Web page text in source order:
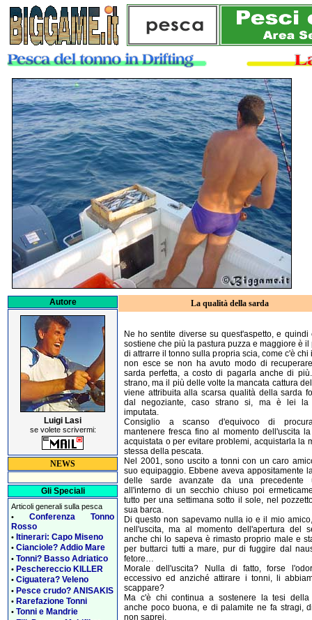
Autore
Luigi Lasi
se volete scrivermi:
NEWS
Gli Speciali
Articoli generali sulla pesca
• Conferenza Tonno
Rosso
• Itinerari: Capo Miseno
• Cianciole? Addio Mare
• Tonni? Basso Adriatico
• Peschereccio KILLER
• Ciguatera? Veleno
• Pesce crudo? ANISAKIS
• Rarefazione Tonni
• Tonni e Mandrie
La qualità della sarda
Ne ho sentite diverse su quest'aspetto, e quindi
sostiene che più la pastura puzza e maggiore è il
di attrarre il tonno sulla propria scia, come c'è chi
non esce se non ha avuto modo di
sarda perfetta, a costo di pagarla anche di
strano, ma il più delle volte la mancata cattura
viene attribuita alla scarsa qualità della sarda
dal negoziante, caso strano si, ma è lei la
imputata.
Consiglio a scanso d'equivoco di
mantenere fresca fino al momento dell'uscita
acquistata o per evitare problemi, acquistarla la
stessa della pescata.
Nel 2001, sono uscito a tonni con un caro
suo equipaggio. Ebbene aveva appositamente
delle sarde avanzate da una precedente
all'interno di un secchio chiuso poi
tutto per una settimana sotto il sole, nel
sua barca.
Di questo non sapevamo nulla io e il mio
nell'uscita, ma al momento dell'apertura del
anche chi lo sapeva è rimasto proprio male e
per buttarci tutti a mare, pur di fuggire dal
fetore…
Morale dell'uscita? Nulla di fatto, forse
eccessivo ed anziché attirare i tonni, li
scappare?
Ma c'è chi continua a sostenere la tesi della
anche poco buona, e di palamite ne fa stragi,
non saprei.